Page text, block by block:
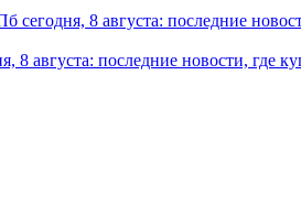
сегодня, 8 августа: последние
8 августа: последние новости, где